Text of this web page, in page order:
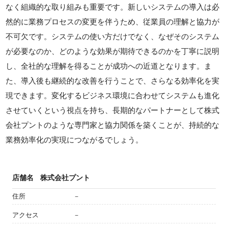
なく組織的な取り組みも重要です。新しいシステムの導入は必
然的に業務プロセスの変更を伴うため、従業員の理解と協力が
不可欠です。システムの使い方だけでなく、なぜそのシステム
が必要なのか、どのような効果が期待できるのかを丁寧に説明
し、全社的な理解を得ることが成功への近道となります。ま
た、導入後も継続的な改善を行うことで、さらなる効率化を実
現できます。変化するビジネス環境に合わせてシステムも進化
させていくという視点を持ち、長期的なパートナーとして株式
会社プントのような専門家と協力関係を築くことが、持続的な
業務効率化の実現につながるでしょう。
店舗名 株式会社プント
住所 －
アクセス －